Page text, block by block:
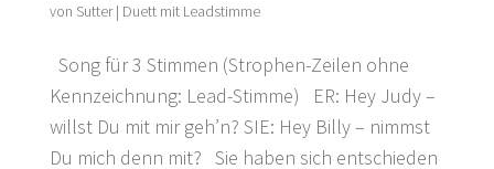
von Sutter| Duett mit Leadstimme
Song für 3 Stimmen (Strophen-Zeilen ohne
Kennzeichnung: Lead-Stimme) ER: Hey Judy –
willst Du mit mir geh’n? SIE: Hey Billy – nimmst
Du mich denn mit? Sie haben sich entschieden